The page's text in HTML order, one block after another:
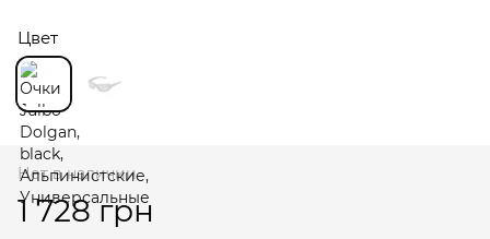
Цвет
Нет в наличии
1 728 грн